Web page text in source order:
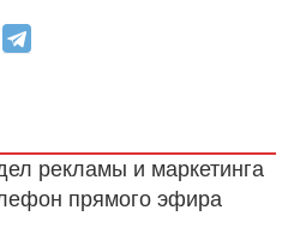
рекламы и маркетинга
прямого эфира